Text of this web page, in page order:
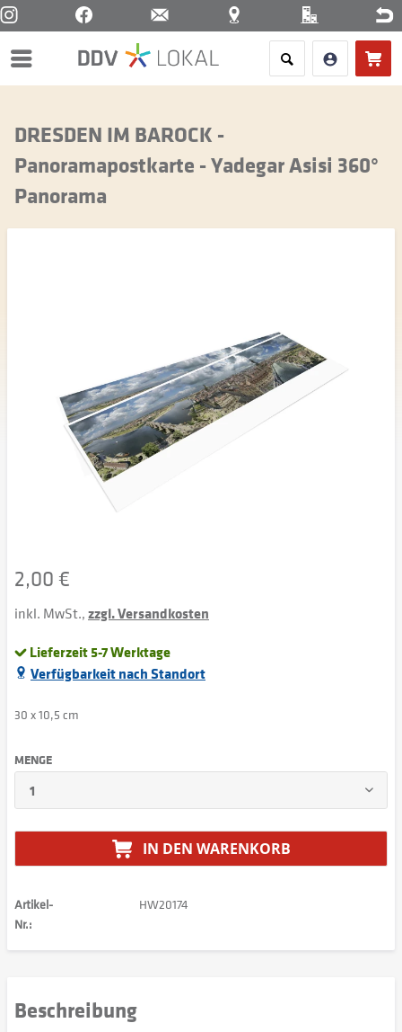
Menü
DRESDEN IM BAROCK -
Panoramapostkarte - Yadegar Asisi 360°
Panorama
2,00 €
inkl. MwSt.,zzgl. Versandkosten
Lieferzeit 5-7 Werktage
Verfügbarkeit nach Standort
30 x 10,5 cm
MENGE
IN DEN WARENKORB
Artikel-
Nr.:
HW20174
Beschreibung